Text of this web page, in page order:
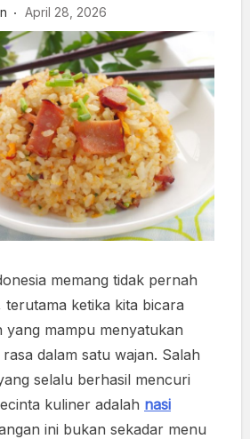
April 28, 2026
memang tidak pernah
terutama ketika kita bicara
yang mampu menyatukan
dalam satu wajan. Salah
selalu berhasil mencuri
kuliner adalah nasi
ini bukan sekadar menu